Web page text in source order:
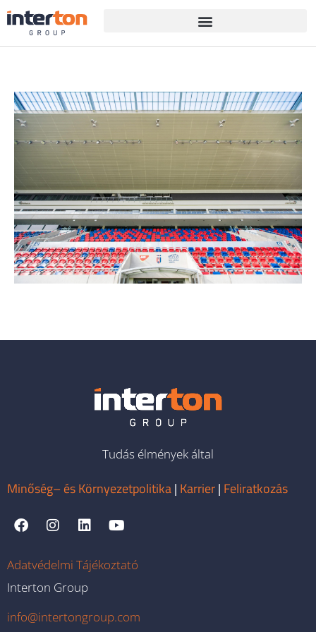
Tudás élmények által
Minőség– és Környezetpolitika| Karrier| Feliratkozás
Adatvédelmi Tájékoztató
Interton Group
info@intertongroup.com